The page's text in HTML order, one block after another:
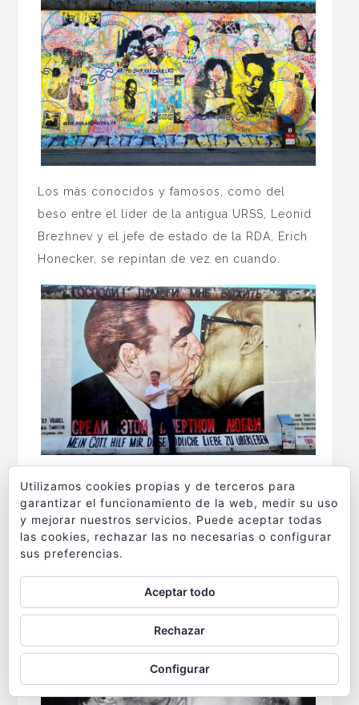
Los más conocidos y famosos, como del
beso entre el líder de la antigua URSS, Leonid
Brezhnev y el jefe de estado de la RDA, Erich
Honecker, se repintan de vez en cuando.
Mein Gott hilf mir, diese tödliche Liebe zu
überleben («Dios mío, ayúdame a sobrevivir a
este amor letal»), del artista rusoDimitri
Vrubel
, es una de las obras más buscadas en
Utilizamos cookies propias y de terceros para
garantizar el funcionamiento de la web, medir su uso
y mejorar nuestros servicios. Puede aceptar todas
las cookies, rechazar las no necesarias o configurar
sus preferencias.
Aceptar todo
Rechazar
Configurar